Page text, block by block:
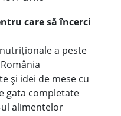
care să încerci
a peste
și idei de mese cu
gata completate
alimentelor